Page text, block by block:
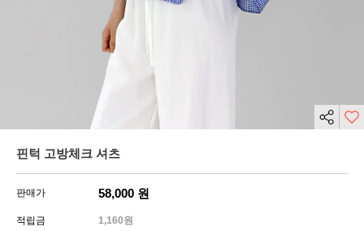
핀턱 고방체크 셔츠
판매가 58,000 원
적립금 1,160원